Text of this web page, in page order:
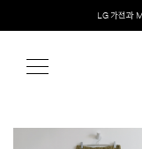
Welcome! 신규